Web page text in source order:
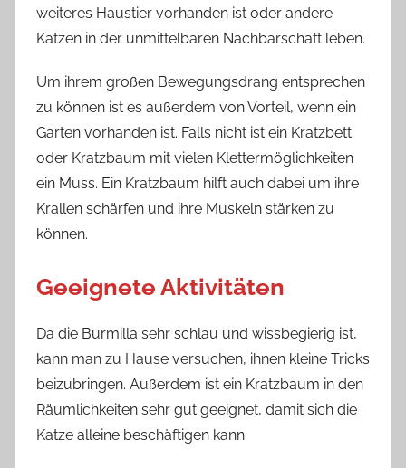
weiteres Haustier vorhanden ist oder andere
Katzen in der unmittelbaren Nachbarschaft leben.
Um ihrem großen Bewegungsdrang entsprechen
zu können ist es außerdem von Vorteil, wenn ein
Garten vorhanden ist. Falls nicht ist ein Kratzbett
oder Kratzbaum mit vielen Klettermöglichkeiten
ein Muss. Ein Kratzbaum hilft auch dabei um ihre
Krallen schärfen und ihre Muskeln stärken zu
können.
Geeignete Aktivitäten
Da die Burmilla sehr schlau und wissbegierig ist,
kann man zu Hause versuchen, ihnen kleine Tricks
beizubringen. Außerdem ist ein Kratzbaum in den
Räumlichkeiten sehr gut geeignet, damit sich die
Katze alleine beschäftigen kann.